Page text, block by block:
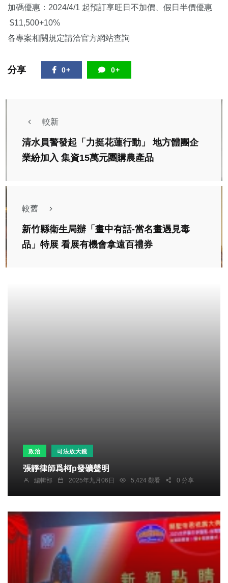
加碼優惠：2024/4/1 起預訂享旺日不加價、假日半價優惠
$11,500+10%
各專案相關規定請洽官方網站查詢
分享 0+ 0+
較新
清水員警發起「力挺花蓮行動」 地方體團企
業紛加入 集資15萬元團購農產品
較舊
新竹縣衛生局辦「畫中有話-當名畫遇見毒
品」特展 看展有機會拿遠百禮券
政治 司法放大鏡
張靜律師爲柯p發礦聲明
編輯部 2025年九月06日 5,424 觀看 0 分享